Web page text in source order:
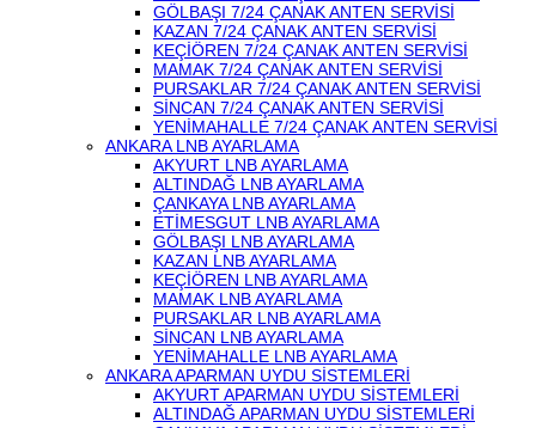
GÖLBAŞI 7/24 ÇANAK ANTEN SERVİSİ
KAZAN 7/24 ÇANAK ANTEN SERVİSİ
KEÇİÖREN 7/24 ÇANAK ANTEN SERVİSİ
MAMAK 7/24 ÇANAK ANTEN SERVİSİ
PURSAKLAR 7/24 ÇANAK ANTEN SERVİSİ
SİNCAN 7/24 ÇANAK ANTEN SERVİSİ
YENİMAHALLE 7/24 ÇANAK ANTEN SERVİSİ
ANKARA LNB AYARLAMA
AKYURT LNB AYARLAMA
ALTINDAĞ LNB AYARLAMA
ÇANKAYA LNB AYARLAMA
ETİMESGUT LNB AYARLAMA
GÖLBAŞI LNB AYARLAMA
KAZAN LNB AYARLAMA
KEÇİÖREN LNB AYARLAMA
MAMAK LNB AYARLAMA
PURSAKLAR LNB AYARLAMA
SİNCAN LNB AYARLAMA
YENİMAHALLE LNB AYARLAMA
ANKARA APARMAN UYDU SİSTEMLERİ
AKYURT APARMAN UYDU SİSTEMLERİ
ALTINDAĞ APARMAN UYDU SİSTEMLERİ